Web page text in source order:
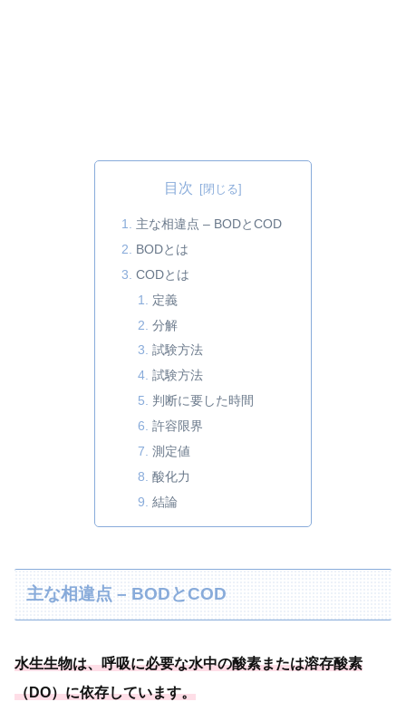
目次
主な相違点 – BODとCOD
BODとは
CODとは
定義
分解
試験方法
試験方法
判断に要した時間
許容限界
測定値
酸化力
結論
主な相違点 – BODとCOD
水生生物は、呼吸に必要な水中の酸素または溶存酸素
（DO）に依存しています。